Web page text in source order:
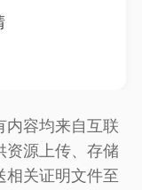
内容均来自互联
资源上传、存储
相关证明文件至